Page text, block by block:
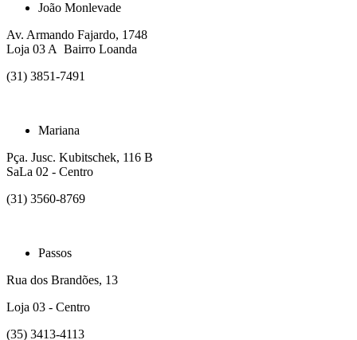
João Monlevade
Av. Armando Fajardo, 1748
Loja 03 A Bairro Loanda
(31) 3851-7491
Mariana
Pça. Jusc. Kubitschek, 116 B
SaLa 02 - Centro
(31) 3560-8769
Passos
Rua dos Brandões, 13
Loja 03 - Centro
(35) 3413-4113